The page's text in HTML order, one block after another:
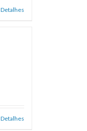
Detalhes
Detalhes